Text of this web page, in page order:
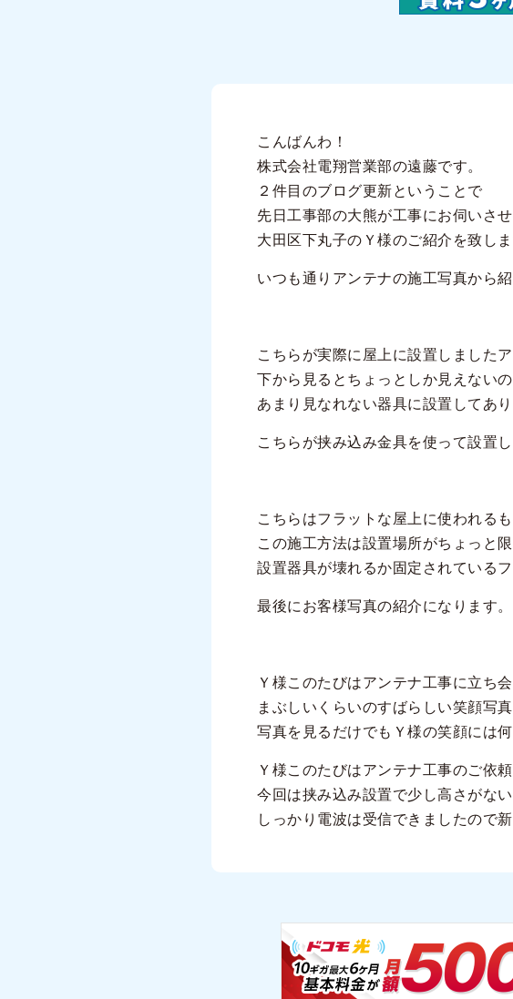
こんばんわ！
株式会社電翔営業部の遠藤です。
２件目のブログ更新ということで
先日工事部の大熊が工事にお伺いさ
大田区下丸子のＹ様のご紹介を致しま
いつも通りアンテナの施工写真から
こちらが実際に屋上に設置しましたア
下から見るとちょっとしか見えない
あまり見なれない器具に設置してあ
こちらが挟み込み金具を使って設置
こちらはフラットな屋上に使われる
この施工方法は設置場所がちょっと
設置器具が壊れるか固定されている
最後にお客様写真の紹介になります。
Ｙ様このたびはアンテナ工事に立ち
まぶしいくらいのすばらしい笑顔写
写真を見るだけでもＹ様の笑顔には
Ｙ様このたびはアンテナ工事のご依
今回は挟み込み設置で少し高さがな
しっかり電波は受信できましたので